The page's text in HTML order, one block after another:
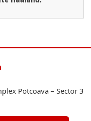
Potcoava – Sector 3